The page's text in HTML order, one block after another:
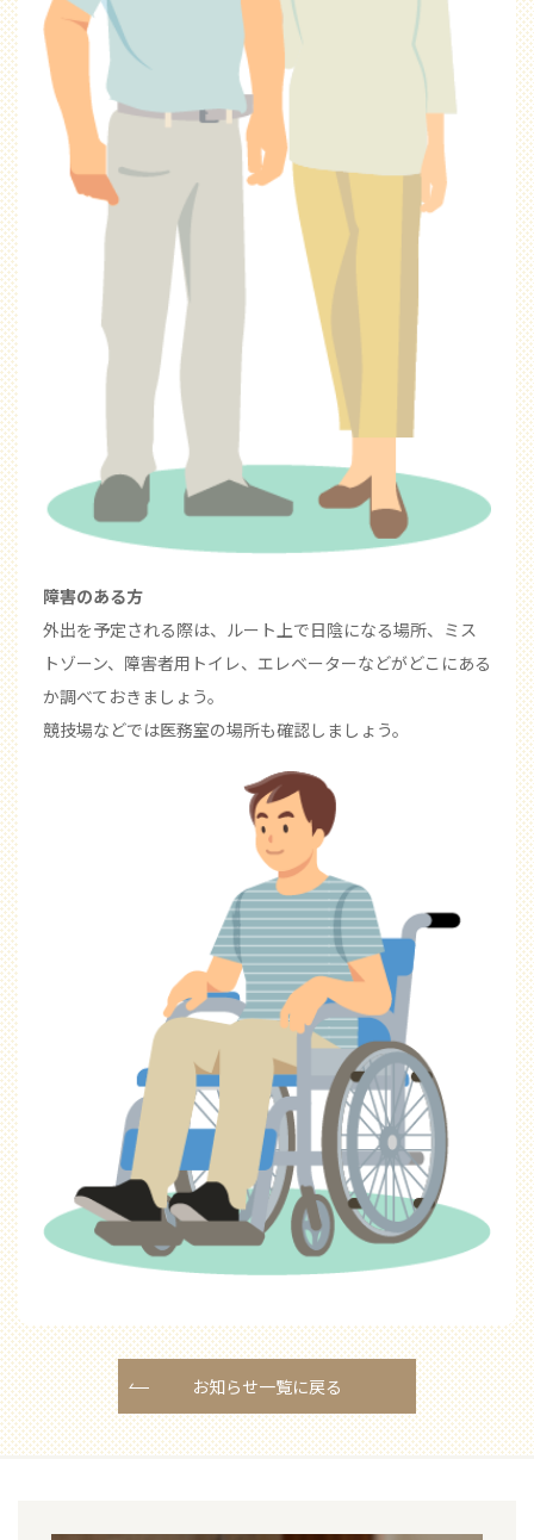
障害のある方
外出を予定される際は、ルート上で日陰になる場所、ミス
トゾーン、障害者用トイレ、エレベーターなどがどこにある
か調べておきましょう。
競技場などでは医務室の場所も確認しましょう。
お知らせ一覧に戻る